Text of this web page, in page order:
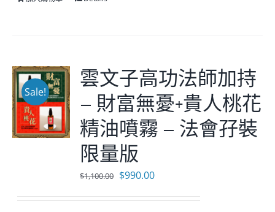
Sale!
雲文子高功法師加持
– 財富無憂+貴人桃花
精油噴霧 – 法會孖裝
限量版
$1,100.00 原
$990.00目